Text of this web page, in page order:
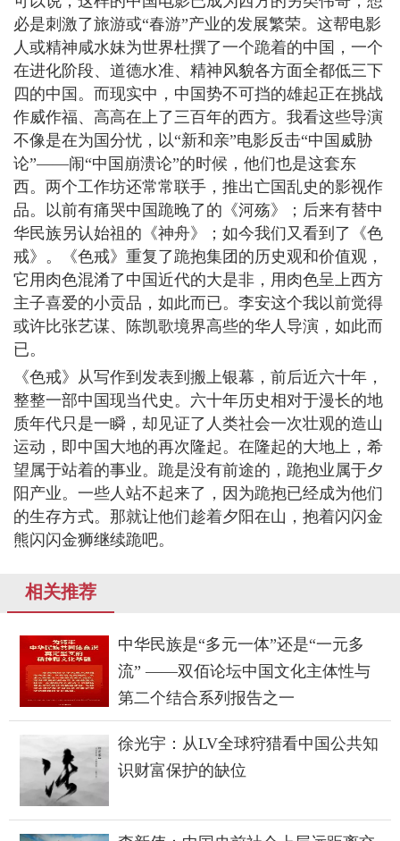
必是刺激了旅游或“春游”产业的发展繁荣。这帮电影
人或精神咸水妹为世界杜撰了一个跪着的中国，一个
在进化阶段、道德水准、精神风貌各方面全都低三下
四的中国。而现实中，中国势不可挡的雄起正在挑战
作威作福、高高在上了三百年的西方。我看这些导演
不像是在为国分忧，以“新和亲”电影反击“中国威胁
论”——闹“中国崩溃论”的时候，他们也是这套东
西。两个工作坊还常常联手，推出亡国乱史的影视作
品。以前有痛哭中国跪晚了的《河殇》；后来有替中
华民族另认始祖的《神舟》；如今我们又看到了《色
戒》。《色戒》重复了跪抱集团的历史观和价值观，
它用肉色混淆了中国近代的大是非，用肉色呈上西方
主子喜爱的小贡品，如此而已。李安这个我以前觉得
或许比张艺谋、陈凯歌境界高些的华人导演，如此而
已。
《色戒》从写作到发表到搬上银幕，前后近六十年，
整整一部中国现当代史。六十年历史相对于漫长的地
质年代只是一瞬，却见证了人类社会一次壮观的造山
运动，即中国大地的再次隆起。在隆起的大地上，希
望属于站着的事业。跪是没有前途的，跪抱业属于夕
阳产业。一些人站不起来了，因为跪抱已经成为他们
的生存方式。那就让他们趁着夕阳在山，抱着闪闪金
熊闪闪金狮继续跪吧。
相关推荐
中华民族是“多元一体”还是“一元多
流” ——双佰论坛中国文化主体性与
第二个结合系列报告之一
徐光宇：从LV全球狩猎看中国公共知
识财富保护的缺位